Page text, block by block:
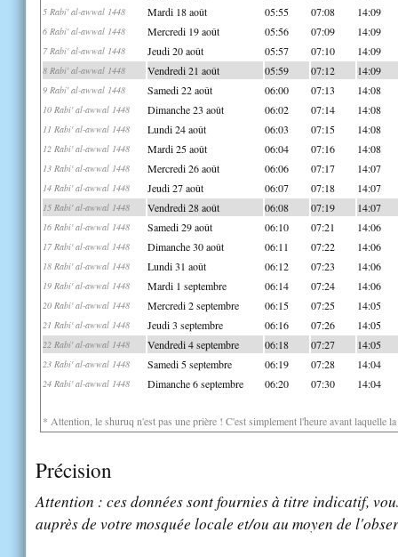
5 Rabi' al-awwal 1448 Mardi 18 août 05:55 07:08 14:09
6 Rabi' al-awwal 1448 Mercredi 19 août 05:56 07:09 14:09
7 Rabi' al-awwal 1448 Jeudi 20 août 05:57 07:10 14:09
8 Rabi' al-awwal 1448 Vendredi 21 août 05:59 07:12 14:09
9 Rabi' al-awwal 1448 Samedi 22 août 06:00 07:13 14:08
10 Rabi' al-awwal 1448 Dimanche 23 août 06:02 07:14 14:08
11 Rabi' al-awwal 1448 Lundi 24 août 06:03 07:15 14:08
12 Rabi' al-awwal 1448 Mardi 25 août 06:04 07:16 14:08
13 Rabi' al-awwal 1448 Mercredi 26 août 06:06 07:17 14:07
14 Rabi' al-awwal 1448 Jeudi 27 août 06:07 07:18 14:07
15 Rabi' al-awwal 1448 Vendredi 28 août 06:08 07:19 14:07
16 Rabi' al-awwal 1448 Samedi 29 août 06:10 07:21 14:06
17 Rabi' al-awwal 1448 Dimanche 30 août 06:11 07:22 14:06
18 Rabi' al-awwal 1448 Lundi 31 août 06:12 07:23 14:06
19 Rabi' al-awwal 1448 Mardi 1 septembre 06:14 07:24 14:06
20 Rabi' al-awwal 1448 Mercredi 2 septembre 06:15 07:25 14:05
21 Rabi' al-awwal 1448 Jeudi 3 septembre 06:16 07:26 14:05
22 Rabi' al-awwal 1448 Vendredi 4 septembre 06:18 07:27 14:05
23 Rabi' al-awwal 1448 Samedi 5 septembre 06:19 07:28 14:04
24 Rabi' al-awwal 1448 Dimanche 6 septembre 06:20 07:30 14:04
* Attention, le shuruq n'est pas une prière ! C'est simplement l'heure avant laquelle
Précision
Attention : ces données sont fournies à titre indicatif,
auprès de votre mosquée locale et/ou au moyen de